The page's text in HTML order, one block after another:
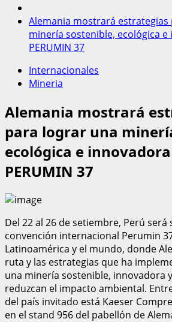
Alemania mostrará
minería sostenible, ecológica
PERUMIN 37
Internacionales
Mineria
Alemania mostrará
para lograr una
ecológica e
PERUMIN 37
Del 22 al 26 de setiembre, Perú será
convención internacional Perumin
Latinoamérica y el mundo, donde
ruta y las estrategias que ha
una minería sostenible, innovadora
reduzcan el impacto ambiental.
del país invitado está Kaeser
en el stand 956 del pabellón de